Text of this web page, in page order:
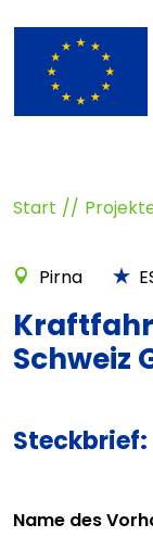
Start
Pirna
Schweiz
Steckbrief:
Name des